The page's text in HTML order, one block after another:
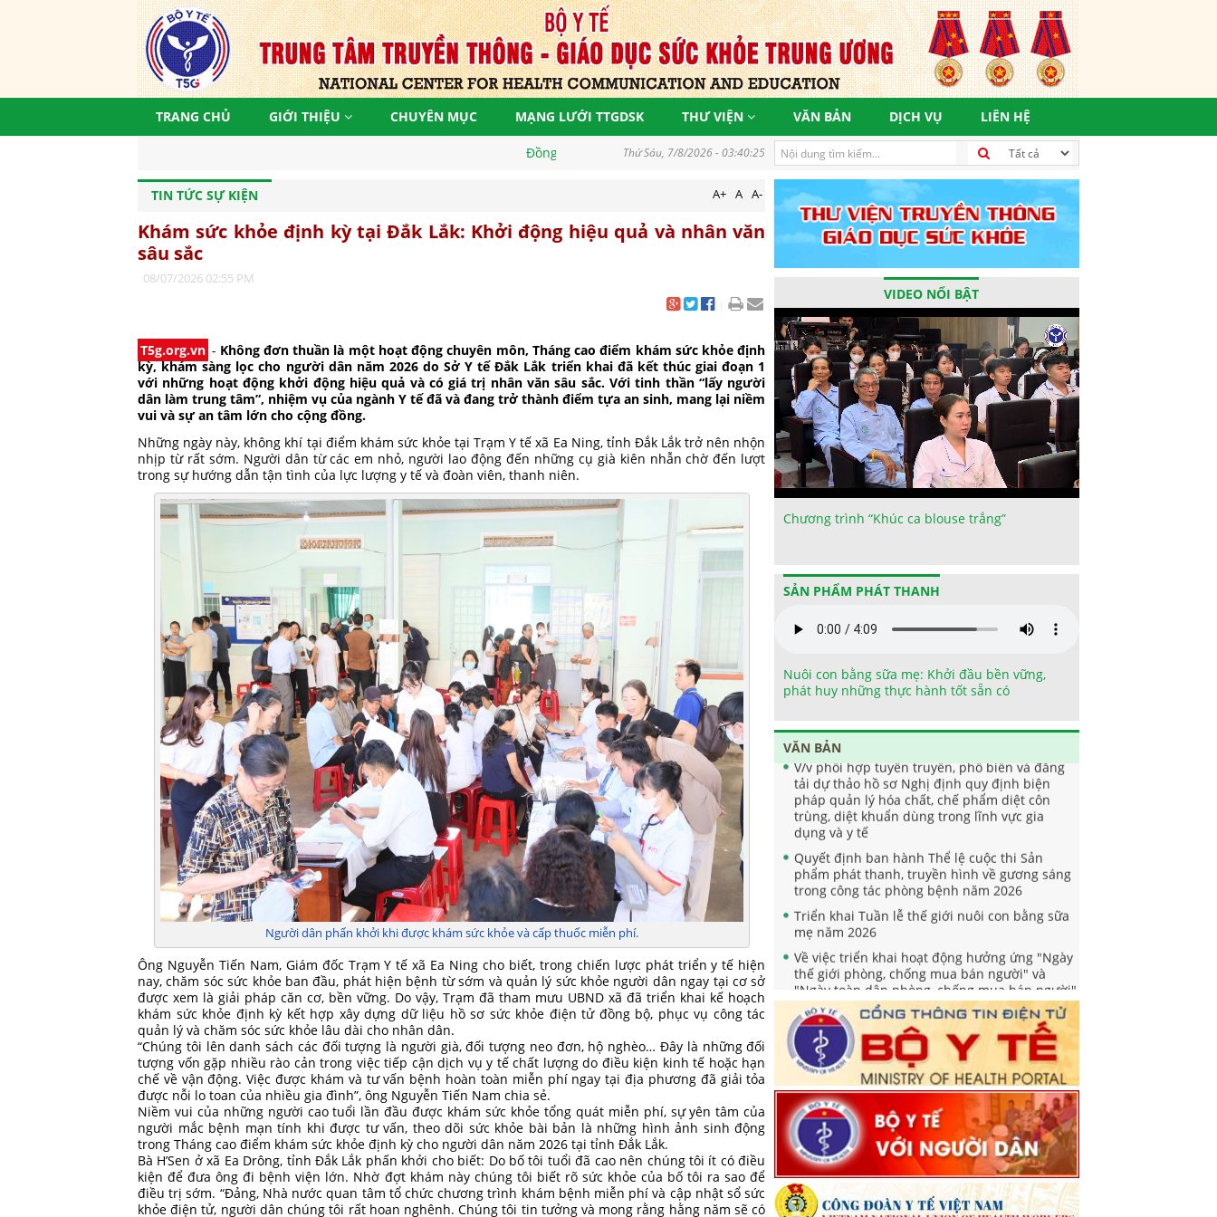
TRANG CHỦ GIỚI THIỆU CHUYÊN MỤC MẠNG LƯỚI TTGDSK THƯ VIỆN VĂN BẢN DỊCH VỤ LIÊN HỆ
Đồng hành vì một Việt Nam khoẻ mạnh, góp phần thực hiện mục tiêu phát triển bền vững, vì một tương lai tươi sáng
Thứ Sáu, 7/8/2026 - 03:40:27
TIN TỨC SỰ KIỆN A+ A A-
Khám sức khỏe định kỳ tại Đắk Lắk: Khởi động hiệu quả và nhân văn
sâu sắc
08/07/2026 02:55 PM
T5g.org.vn - Không đơn thuần là một hoạt động chuyên môn, Tháng cao điểm khám sức khỏe định
kỳ, khám sàng lọc cho người dân năm 2026 do Sở Y tế Đắk Lắk triển khai đã kết thúc giai đoạn 1
với những hoạt động khởi động hiệu quả và có giá trị nhân văn sâu sắc. Với tinh thần “lấy người
dân làm trung tâm”, nhiệm vụ của ngành Y tế đã và đang trở thành điểm tựa an sinh, mang lại niềm
vui và sự an tâm lớn cho cộng đồng.
Những ngày này, không khí tại điểm khám sức khỏe tại Trạm Y tế xã Ea Ning, tỉnh Đắk Lắk trở nên nhộn
nhịp từ rất sớm. Người dân từ các em nhỏ, người lao động đến những cụ già kiên nhẫn chờ đến lượt
trong sự hướng dẫn tận tình của lực lượng y tế và đoàn viên, thanh niên.
Người dân phấn khởi khi được khám sức khỏe và cấp thuốc miễn phí.
Ông Nguyễn Tiến Nam, Giám đốc Trạm Y tế xã Ea Ning cho biết, trong chiến lược phát triển y tế hiện
nay, chăm sóc sức khỏe ban đầu, phát hiện bệnh từ sớm và quản lý sức khỏe người dân ngay tại cơ sở
được xem là giải pháp căn cơ, bền vững. Do vậy, Trạm đã tham mưu UBND xã đã triển khai kế hoạch
khám sức khỏe định kỳ kết hợp xây dựng dữ liệu hồ sơ sức khỏe điện tử đồng bộ, phục vụ công tác
quản lý và chăm sóc sức khỏe lâu dài cho nhân dân.
“Chúng tôi lên danh sách các đối tượng là người già, đối tượng neo đơn, hộ nghèo… Đây là những đối
tượng vốn gặp nhiều rào cản trong việc tiếp cận dịch vụ y tế chất lượng do điều kiện kinh tế hoặc hạn
chế về vận động. Việc được khám và tư vấn bệnh hoàn toàn miễn phí ngay tại địa phương đã giải tỏa
được nỗi lo toan của nhiều gia đình”, ông Nguyễn Tiến Nam chia sẻ.
Niềm vui của những người cao tuổi lần đầu được khám sức khỏe tổng quát miễn phí, sự yên tâm của
người mắc bệnh mạn tính khi được tư vấn, theo dõi sức khỏe bài bản là những hình ảnh sinh động
trong Tháng cao điểm khám sức khỏe định kỳ cho người dân năm 2026 tại tỉnh Đắk Lắk.
Bà H’Sen ở xã Ea Drông, tỉnh Đắk Lắk phấn khởi cho biết: Do bố tôi tuổi đã cao nên chúng tôi ít có điều
kiện để đưa ông đi bệnh viện lớn. Nhờ đợt khám này chúng tôi biết rõ sức khỏe của bố tôi ra sao để
điều trị sớm. “Đảng, Nhà nước quan tâm tổ chức chương trình khám bệnh miễn phí và cập nhật sổ sức
khỏe điện tử, người dân chúng tôi rất hoan nghênh. Chúng tôi tin tưởng và mong rằng hằng năm sẽ có
VIDEO NỔI BẬT
Chương trình “Khúc ca blouse trắng”
SẢN PHẨM PHÁT THANH
Nuôi con bằng sữa mẹ: Khởi đầu bền vững,
phát huy những thực hành tốt sẵn có
VĂN BẢN
V/v phối hợp tuyên truyền, phổ biến và đăng
tải dự thảo hồ sơ Nghị định quy định biện
pháp quản lý hóa chất, chế phẩm diệt côn
trùng, diệt khuẩn dùng trong lĩnh vực gia
dụng và y tế
Quyết định ban hành Thể lệ cuộc thi Sản
phẩm phát thanh, truyền hình về gương sáng
trong công tác phòng bệnh năm 2026
Triển khai Tuần lễ thế giới nuôi con bằng sữa
mẹ năm 2026
Về việc triển khai hoạt động hưởng ứng "Ngày
thế giới phòng, chống mua bán người" và
"Ngày toàn dân phòng, chống mua bán người"
năm 2026
Quyết định Phê duyệt Kế hoạch triển khai
nhiệm vụ khám sức khoẻ định kỳ hoặc khám
sàng lọc miễn phí ít nhất mỗi năm một lần cho
người dân
Chỉ thị về việc tổ chức khám sức khỏe định kỳ
hoặc khám sàng lọc miễn phí cho người dân
Tăng cường công tác truyền thông phòng,
chống bệnh viêm não vi rút và viêm não Nhật
Bản
Phối hợp tuyên truyền, phổ biến và đăng tải
dự thảo hồ sơ Nghị định quy định biện pháp